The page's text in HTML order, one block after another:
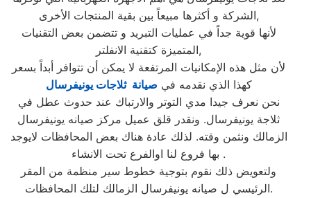
الشركة و أكثرها مبيعاً بين بقية المنتجات الأخرى,
لأنها قوية جداً في عمليات التبريد و تتضمن بعض التقنيات
المتميزة كتقنية الانفلتر,
لأن مثل هذه الإمكانيات المرتفعة لا يمكن أن تتوافر أبداً بسعر
كهذا الذي نقدمه في صيانة ثلاجات يونيفرسال
نحن نعرف جيدا مدي التوتر والارتباك عند حدوث عطل في
ثلاجة يونيفرسال. ونقدر قلق عميل مركز صيانه يونيفرسال
الزمالك ونثمن وقته. لذلك عادة هناك بعض المحافظات لايوجد
بها فروع لنا اوالفرع تحت الانشاء .
ولتعويض ذلك نقوم بتوجية خطوط سير منظمة من المقر
الرئيسي ل صيانه يونيفرسال الزمالك لتلك المحافظات.